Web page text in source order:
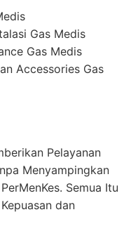
Gas Medis
Gas Medis
Accessories Gas
Pelayanan
Menyampingkan
Semua Itu
dan